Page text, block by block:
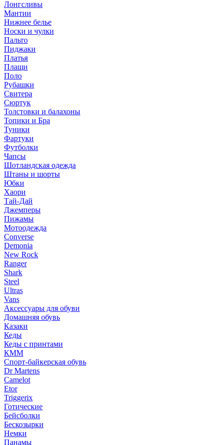
Лонгсливы
Мантии
Нижнее белье
Носки и чулки
Пальто
Пиджаки
Платья
Плащи
Поло
Рубашки
Свитера
Сюртук
Толстовки и балахоны
Топики и Бра
Туники
Фартуки
Футболки
Чапсы
Шотландская одежда
Штаны и шорты
Юбки
Хаори
Тай-Дай
Джемперы
Пижамы
Мотоодежда
Converse
Demonia
New Rock
Ranger
Shark
Steel
Ultras
Vans
Аксессуары для обуви
Домашняя обувь
Казаки
Кеды
Кеды с принтами
КММ
Спорт-байкерская обувь
Dr Martens
Camelot
Etor
Triggerix
Готические
Бейсболки
Бескозырки
Немки
Панамы